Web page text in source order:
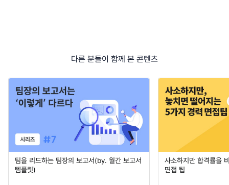
다른 분들이 함께 본 콘텐츠
팀을 리드하는 팀장의 보고서(by. 월간 보고서
템플릿)
사소하지만 합격률을
면접 팁